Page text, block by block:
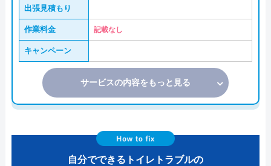
出張見積もり
作業料金 記載なし
キャンペーン
サービスの内容をもっと見る
自分でできるトイレトラブルの